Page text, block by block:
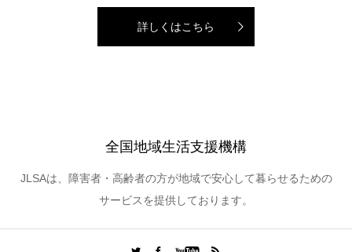
詳しくはこちら
全国地域生活支援機構
JLSAは、障害者・高齢者の方が地域で安心して暮らせるための
サービスを提供しております。